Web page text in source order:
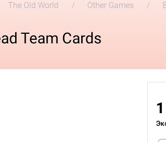
The Old World Other Games
Team Cards